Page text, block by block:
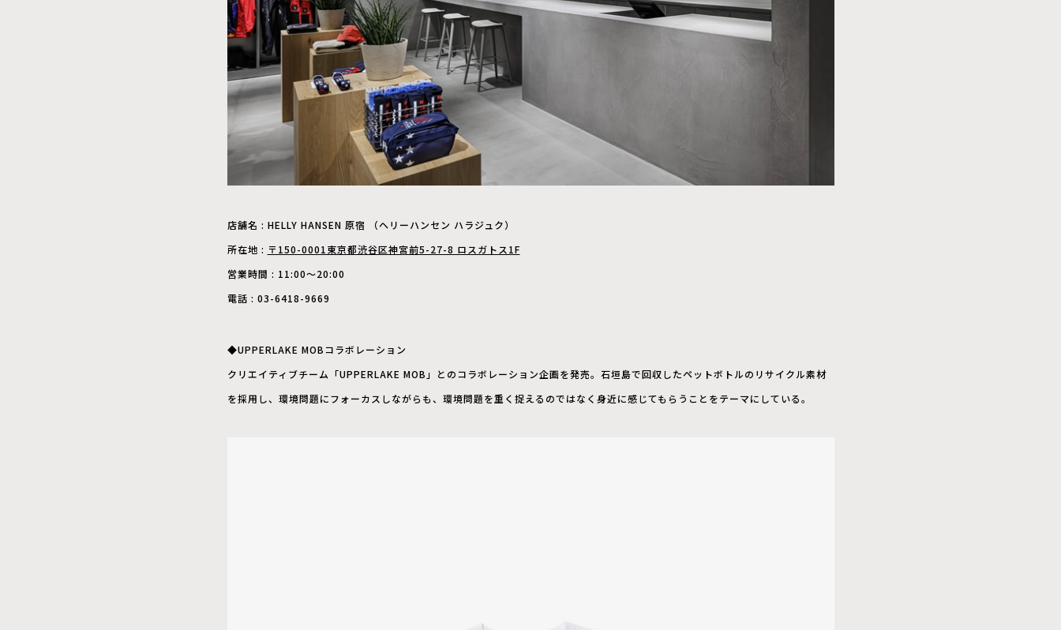
店舗名 : HELLY HANSEN 原宿 （ヘリーハンセン ハラジュク）
所在地 : 〒150-0001東京都渋谷区神宮前5-27-8 ロスガトス1F
営業時間 : 11:00～20:00
電話 : 03-6418-9669
◆UPPERLAKE MOBコラボレーション
クリエイティブチーム「UPPERLAKE MOB」とのコラボレーション企画を発売。石垣島で回収したペットボトルのリサイクル素材
を採用し、環境問題にフォーカスしながらも、環境問題を重く捉えるのではなく身近に感じてもらうことをテーマにしている。